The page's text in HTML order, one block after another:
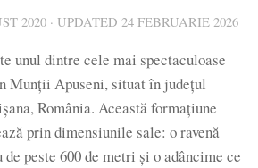
2020 · UPDATED 24 FEBRUARIE 2026
unul dintre cele mai spectaculoase
Munții Apuseni, situat în județul
România. Această formațiune
prin dimensiunile sale: o ravenă
peste 600 de metri și o adâncime ce